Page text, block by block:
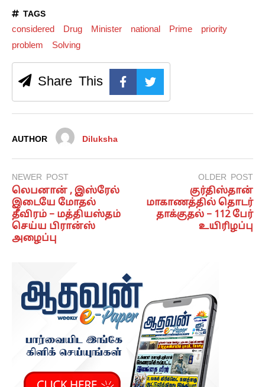
TAGS
considered Drug Minister national Prime
priority
problem
Solving
Share This
AUTHOR Diluksha
NEWER POST
லெபனான் , இஸ்ரேல்
இடையே மோதல்
தீவிரம் – மத்தியஸ்தம்
செய்ய பிரான்ஸ்
அழைப்பு
OLDER POST
குர்திஸ்தான்
மாகாணத்தில் தொடர்
தாக்குதல் – 112 பேர்
உயிரிழப்பு